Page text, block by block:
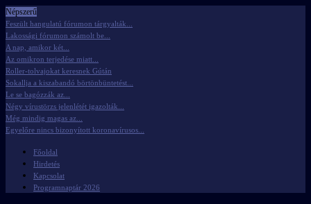
Népszerű
Feszült hangulatú fórumon tárgyalták...
Lakossági fórumon számolt be...
A nap, amikor két...
Az omikron terjedése miatt...
Roller-tolvajokat keresnek Gútán
Sokallja a kiszabandó börtönbüntetést...
Le se bagózzák az...
Négy vírustörzs jelenlétét igazolták...
Még mindig magas az...
Egyelőre nincs bizonyított koronavírusos...
Főoldal
Hirdetés
Kapcsolat
Programnaptár 2026